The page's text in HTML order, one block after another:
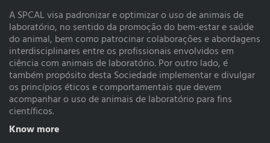
A SPCAL visa padronizar e optimizar o uso de animais de
laboratório, no sentido da promoção do bem-estar e saúde
do animal, bem como patrocinar colaborações e abordagens
interdisciplinares entre os profissionais envolvidos em
ciência com animais de laboratório. Por outro lado, é
também propósito desta Sociedade implementar e divulgar
os princípios éticos e comportamentais que devem
acompanhar o uso de animais de laboratório para fins
científicos.
Know more